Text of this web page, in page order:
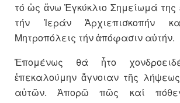
τό ὡς ἄνω Ἐγκύκλιο Σημείωμά της
τήν Ἱεράν Ἀρχιεπισκοπήν
Μητροπόλεις τήν ἀπόφασιν αὐτήν.
Ἑπομένως θά ἦτο
ἐπεκαλούμην ἄγνοιαν τῆς
αὐτῶν. Ἀπορῶ πῶς καί